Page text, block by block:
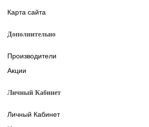
Карта сайта
Дополнительно
Производители
Акции
Личный Кабинет
Личный Кабинет